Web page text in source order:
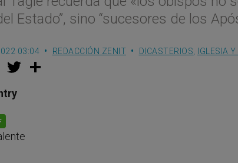
Estado”, sino “sucesores de los
03:04 REDACCIÓN ZENIT DICASTERIOS IGLESIA
F
a
e
b
o
k
w